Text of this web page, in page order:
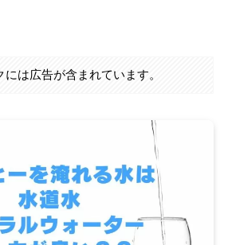
は広告が含まれています。